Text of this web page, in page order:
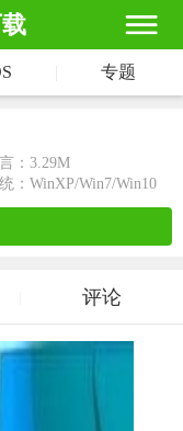
专题
：3.29M
：WinXP/Win7/Win10
评论